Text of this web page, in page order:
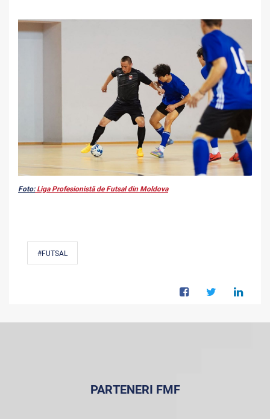
Foto: Liga Profesionistă de Futsal din Moldova
#FUTSAL
PARTENERI FMF